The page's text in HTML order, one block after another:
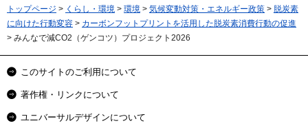
トップページ > くらし・環境 > 環境 > 気候変動対策・エネルギー政策 > 脱炭素
に向けた行動変容 > カーボンフットプリントを活用した脱炭素消費行動の促進
> みんなで減CO2（ゲンコツ）プロジェクト2026
このサイトのご利用について
著作権・リンクについて
ユニバーサルデザインについて